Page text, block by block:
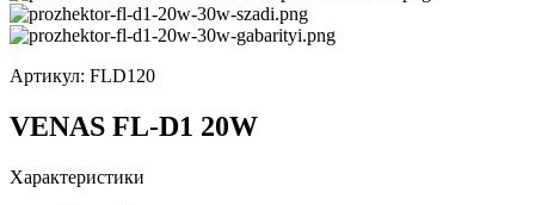
Артикул: FLD120
VENAS FL-D1 20W
Характеристики